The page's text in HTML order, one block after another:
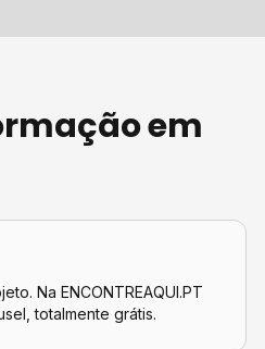
em
Na ENCONTREAQUI.PT
, totalmente grátis.